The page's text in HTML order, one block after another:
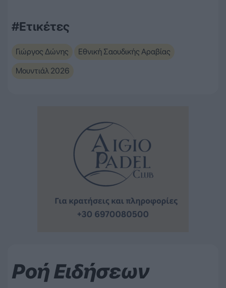
#Ετικέτες
Γιώργος Δώνης
Εθνική Σαουδικής Αραβίας
Μουντιάλ 2026
Ροή Ειδήσεων